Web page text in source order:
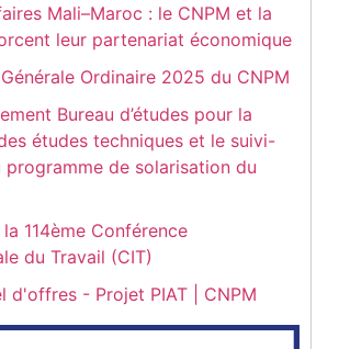
Mali–Maroc : le CNPM et la
leur partenariat économique
Ordinaire 2025 du CNPM
Bureau d’études pour la
études techniques et le suivi-
de solarisation du
114ème Conférence
du Travail (CIT)
d'offres - Projet PIAT | CNPM